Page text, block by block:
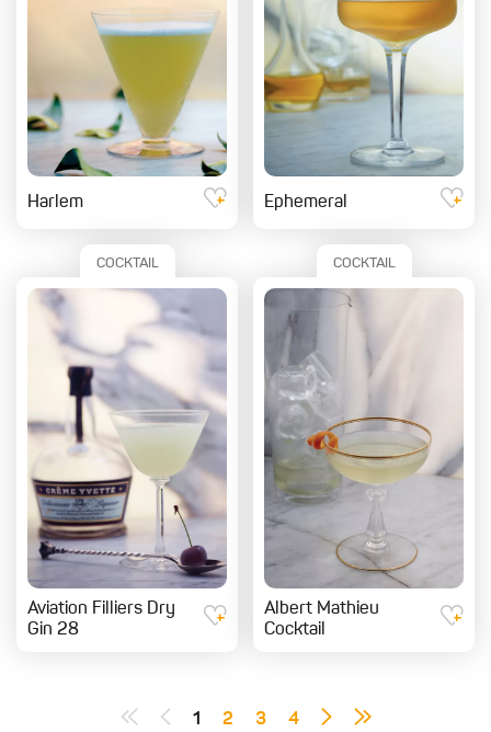
Harlem Ephemeral
COCKTAIL
Aviation Filliers Dry
Gin 28
COCKTAIL
Albert Mathieu
Cocktail
1 2 3 4